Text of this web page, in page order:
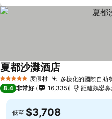
5 星級 度假村 多樣化的國際自助
夏都沙灘酒店
8.4 非常好 16,335 距離鵝鑾鼻
低至 $3,708